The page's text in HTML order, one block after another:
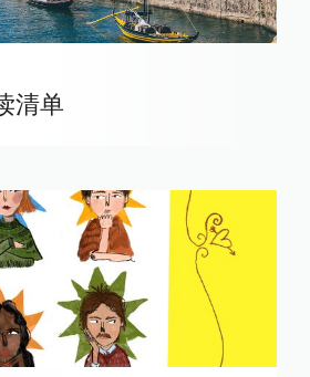
清单